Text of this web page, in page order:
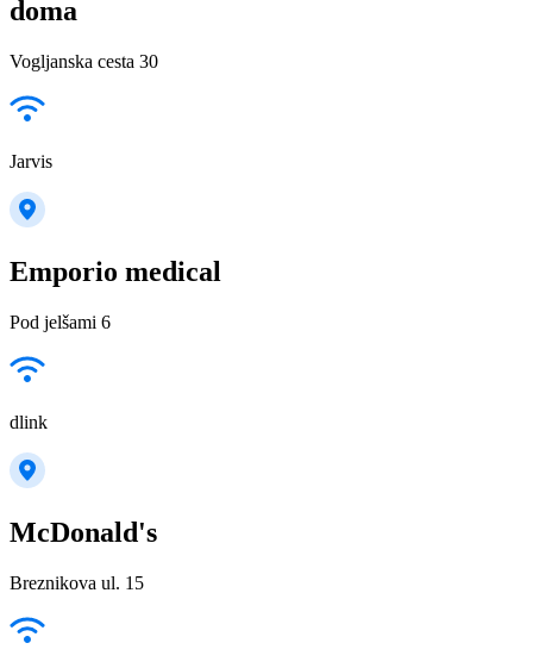
doma
Vogljanska cesta 30
Jarvis
Emporio medical
Pod jelšami 6
dlink
McDonald's
Breznikova ul. 15